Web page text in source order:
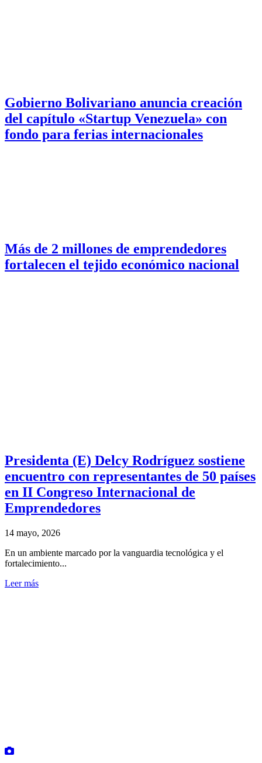
Gobierno Bolivariano anuncia creación
del capítulo «Startup Venezuela» con
fondo para ferias internacionales
Más de 2 millones de emprendedores
fortalecen el tejido económico nacional
Presidenta (E) Delcy Rodríguez sostiene
encuentro con representantes de 50 países
en II Congreso Internacional de
Emprendedores
14 mayo, 2026
En un ambiente marcado por la vanguardia tecnológica y el
fortalecimiento...
Leer más